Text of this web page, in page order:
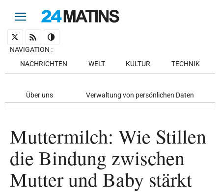
NAVIGATION :
NACHRICHTEN
WELT KULTUR TECHNIK
Über uns Verwaltung von persönlichen Daten
Muttermilch: Wie Stillen
die Bindung zwischen
Mutter und Baby stärkt